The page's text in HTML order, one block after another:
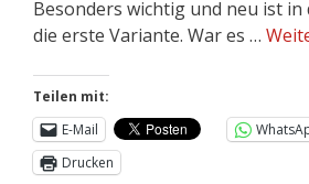
Besonders wichtig und neu ist in
die erste Variante. War es …
Teilen mit:
E-Mail
Drucken